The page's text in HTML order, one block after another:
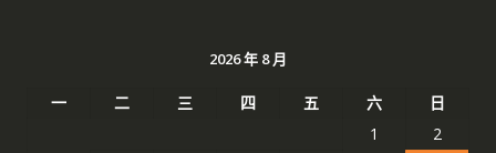
2026 年 8 月
一 二 三 四 五 六
日
1
2